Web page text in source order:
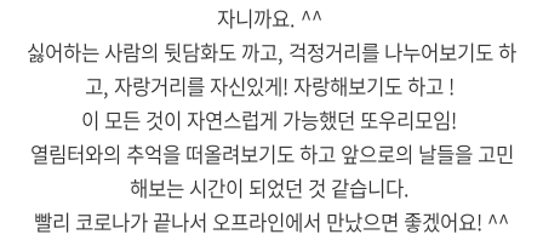
자니까요. ^^
싫어하는 사람의 뒷담화도 까고, 걱정거리를 나누어보기도 하
고, 자랑거리를 자신있게! 자랑해보기도 하고 !
이 모든 것이 자연스럽게 가능했던 또우리모임!
열림터와의 추억을 떠올려보기도 하고 앞으로의 날들을 고민
해보는 시간이 되었던 것 같습니다.
빨리 코로나가 끝나서 오프라인에서 만났으면 좋겠어요! ^^